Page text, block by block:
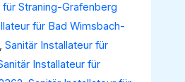
für Straning-Grafenberg
für Bad Wimsbach-
,Sanitär Installateur für
Installateur für